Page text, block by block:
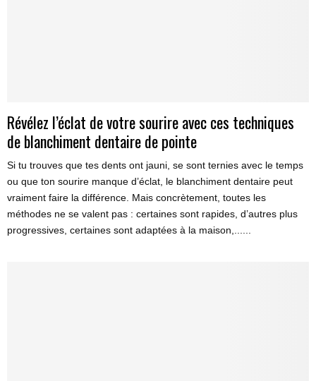
Révélez l’éclat de votre sourire avec ces techniques
de blanchiment dentaire de pointe
Si tu trouves que tes dents ont jauni, se sont ternies avec le temps
ou que ton sourire manque d’éclat, le blanchiment dentaire peut
vraiment faire la différence. Mais concrètement, toutes les
méthodes ne se valent pas : certaines sont rapides, d’autres plus
progressives, certaines sont adaptées à la maison,......